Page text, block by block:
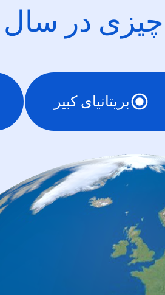
چیزی در سال
بریتانیای کبیر